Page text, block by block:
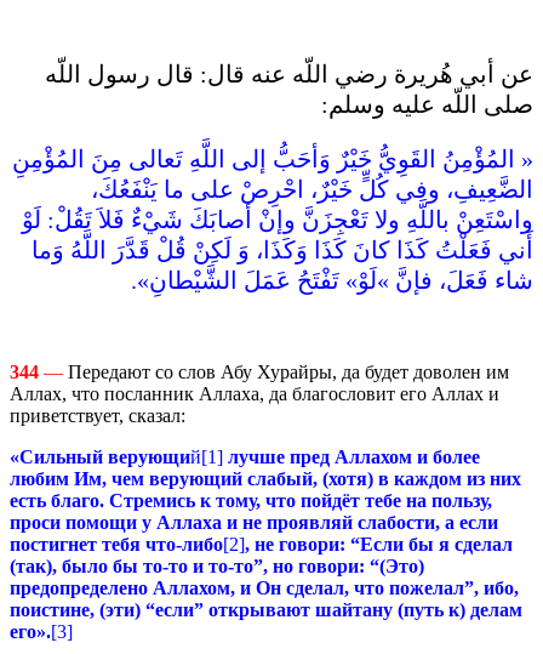
عن أبي هُريرة رضي اللّه عنه قال‏:‏ قال رسول اللّه
صلى اللّه عليه وسلم‏:
«‏ المُؤْمِنُ القَوِيُّ خَيْرٌ وَأحَبُّ إلى اللَّهِ تَعالى مِنَ المُؤْمِنِ
الضَّعِيفِ، وفي كُلٍّ خَيْرٌ، احْرِصْ على ما يَنْفَعُكَ،
واسْتَعِنْ باللَّهِ ولا تَعْجِزَنَّ وإنْ أصابَكَ شَيْءٌ فَلاَ تَقُلْ‏:‏ لَوْ
أَني فَعَلْتُ كَذَا كانَ كَذَا وَكَذَا، وَ لَكِنْ قُلْ قَدَّرَ اللَّهُ وَما
شاء فَعَلَ، فإنَّ ‏»‏لَوْ‏»‏ تَفْتَحُ عَمَلَ الشَّيْطانِ‏»‏‏.‏‏
344 — Передают со слов Абу Хурайры, да будет доволен им
Аллах, что посланник Аллаха, да благословит его Аллах и
приветствует, сказал:
«Сильный верующий[1] лучше пред Аллахом и более
любим Им, чем верующий слабый, (хотя) в каждом из них
есть благо. Стремись к тому, что пойдёт тебе на пользу,
проси помощи у Аллаха и не проявляй слабости, а если
постигнет тебя что-либо[2], не говори: “Если бы я сделал
(так), было бы то-то и то-то”, но говори: “(Это)
предопределено Аллахом, и Он сделал, что пожелал”, ибо,
поистине, (эти) “если” открывают шайтану (путь к) делам
его».[3]